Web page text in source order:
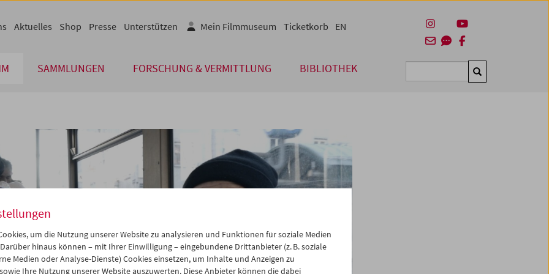
SAMMLUNGEN FORSCHUNG & VERMITTLUNG BIBLIOTHEK Suchen
Aktuelles Shop Presse Unterstützen Mein Filmmuseum Ticketkorb EN
um die Nutzung unserer Website zu analysieren und Funktionen für soziale Medien
hinaus können – mit Ihrer Einwilligung – eingebundene Drittanbieter (z. B. soziale
Medien oder Analyse-Dienste) Cookies einsetzen, um Inhalte und Anzeigen zu
Ihre Nutzung unserer Website auszuwerten. Diese Anbieter können die dabei